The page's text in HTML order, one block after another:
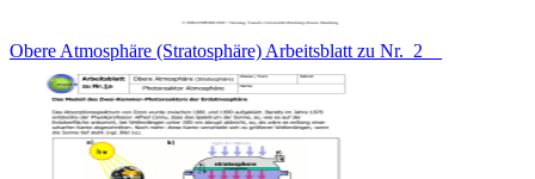
Obere Atmosphäre (Stratosphäre) Arbeitsblatt zu Nr._2__